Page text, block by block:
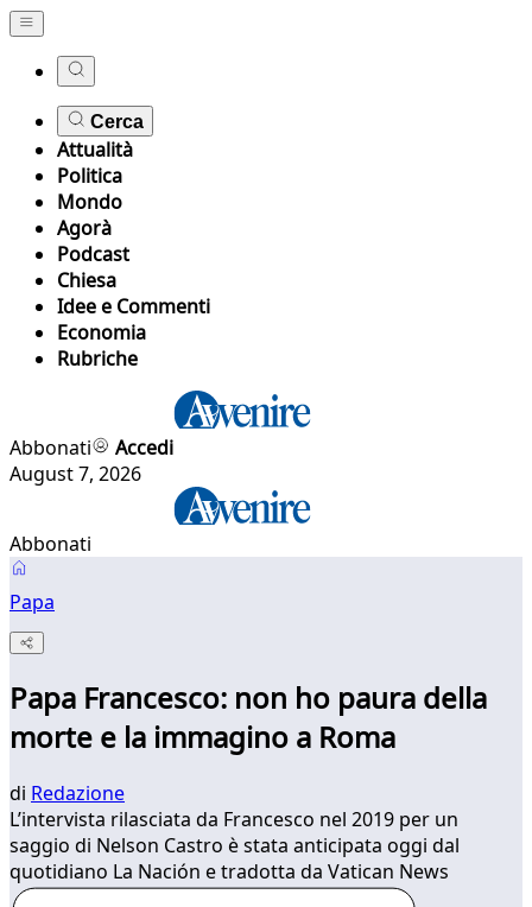
Cerca
Attualità
Politica
Mondo
Agorà
Podcast
Chiesa
Idee e Commenti
Economia
Rubriche
Abbonati
Accedi
August 7, 2026
Abbonati
Papa
Papa Francesco: non ho paura della
morte e la immagino a Roma
di Redazione
L’intervista rilasciata da Francesco nel 2019 per un
saggio di Nelson Castro è stata anticipata oggi dal
quotidiano La Nación e tradotta da Vatican News